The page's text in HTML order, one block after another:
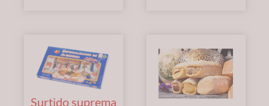
Surtido suprema